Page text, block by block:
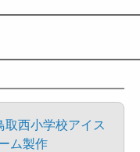
取西小学校アイス
ム製作